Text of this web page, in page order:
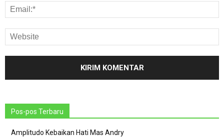
Pos-pos Terbaru
Amplitudo Kebaikan Hati Mas Andry